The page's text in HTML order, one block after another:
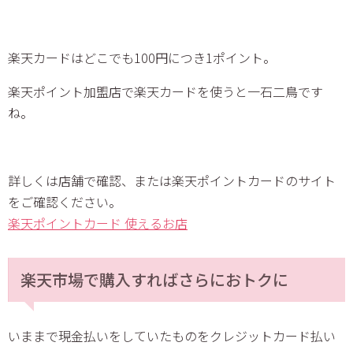
楽天カードはどこでも100円につき1ポイント。
楽天ポイント加盟店で楽天カードを使うと一石二鳥です
ね。
詳しくは店舗で確認、または楽天ポイントカードのサイト
をご確認ください。
楽天ポイントカード 使えるお店
楽天市場で購入すればさらにおトクに
いままで現金払いをしていたものをクレジットカード払い